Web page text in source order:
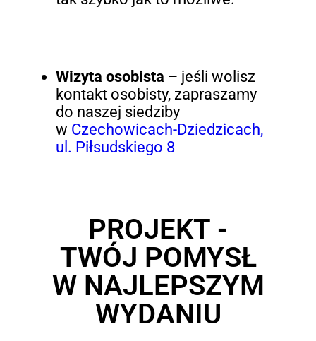
Wizyta osobista – jeśli wolisz
kontakt osobisty, zapraszamy
do naszej siedziby
w Czechowicach-Dziedzicach,
ul. Piłsudskiego 8
PROJEKT -
TWÓJ POMYSŁ
W NAJLEPSZYM
WYDANIU